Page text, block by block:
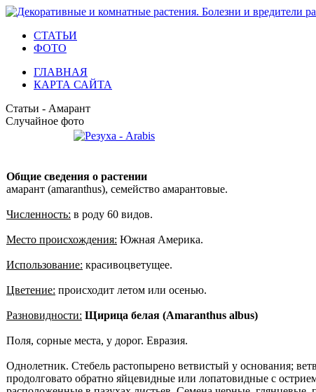
СТАТЬИ
ФОТО
ГЛАВНАЯ
КАРТА САЙТА
Статьи - Амарант
Случайное фото
Общие сведения о растении
амарант (amaranthus), семейство амарантовые.
Численность: в роду 60 видов.
Место происхождения: Южная Америка.
Использование: красивоцветущее.
Цветение: происходит летом или осенью.
Разновидности: Щирица белая (Amaranthus albus)
Поля, сорные места, у дорог. Евразия.
Однолетник. Стебель растопырено ветвистый у основания;
продолговато обратно яйцевидные или лопатовидные с